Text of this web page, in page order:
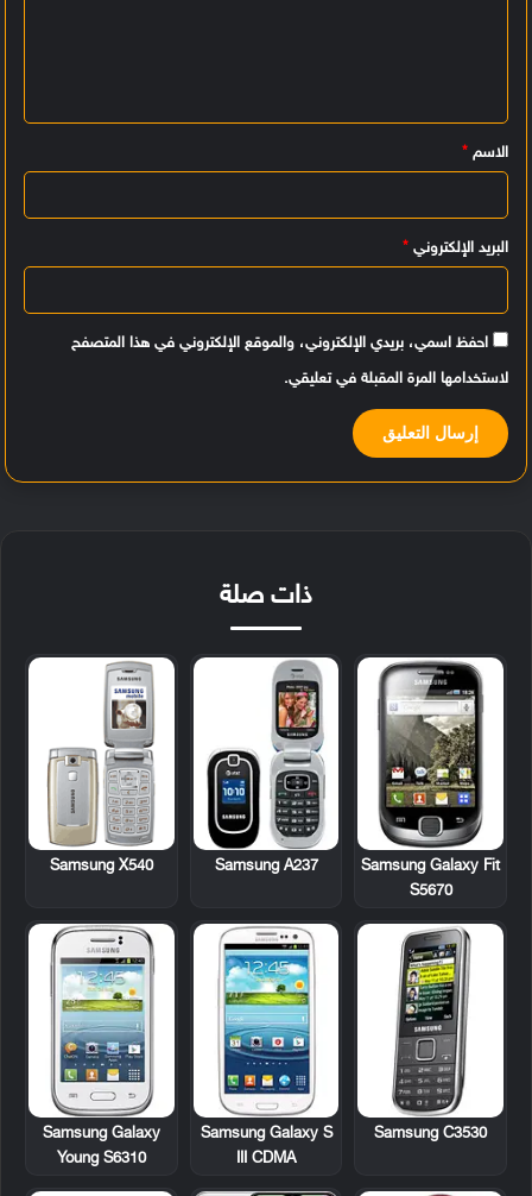
ي
ق
الاسم *
البريد الإلكتروني *
احفظ اسمي، بريدي الإلكتروني، والموقع الإلكتروني في هذا المتصفح
لاستخدامها المرة المقبلة في تعليقي.
ذات صلة
Samsung Galaxy Fit
S5670
Samsung A237
Samsung X540
Samsung C3530
Samsung Galaxy S
III CDMA
Samsung Galaxy
Young S6310